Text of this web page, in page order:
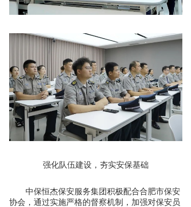
强化队伍建设，夯实安保基础
中保恒杰保安服务集团积极配合合肥市保安
协会，通过实施严格的督察机制，加强对保安员